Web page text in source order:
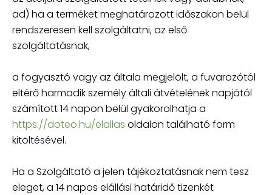
ad) ha a terméket meghatározott időszakon belül
rendszeresen kell szolgáltatni, az első
szolgáltatásnak,
a fogyasztó vagy az általa megjelölt, a fuvarozótól
eltérő harmadik személy általi átvételének napjától
számított 14 napon belül gyakorolhatja a
https://doteo.hu/elallas oldalon található form
kitöltésével.
Ha a Szolgáltató a jelen tájékoztatásnak nem tesz
eleget, a 14 napos elállási határidő tizenkét